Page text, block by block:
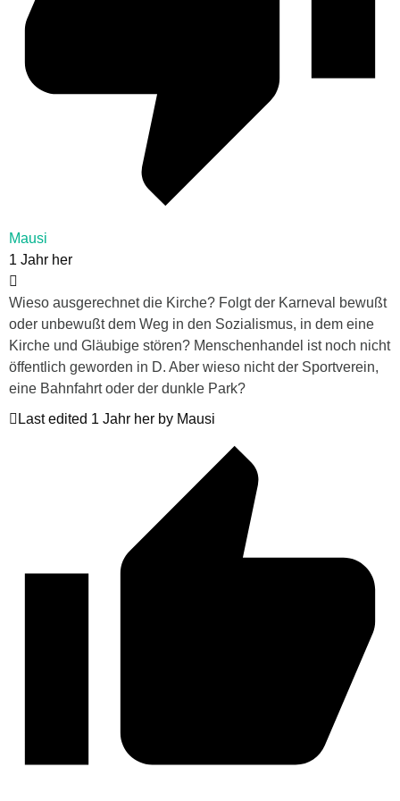
Mausi
1 Jahr her
Wieso ausgerechnet die Kirche? Folgt der Karneval bewußt
oder unbewußt dem Weg in den Sozialismus, in dem eine
Kirche und Gläubige stören? Menschenhandel ist noch nicht
öffentlich geworden in D. Aber wieso nicht der Sportverein,
eine Bahnfahrt oder der dunkle Park?
Last edited 1 Jahr her by Mausi